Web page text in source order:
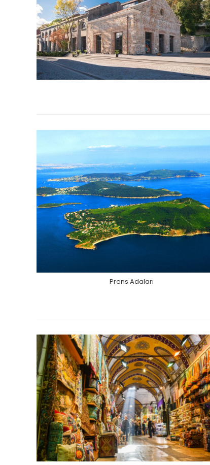
Prens Adaları